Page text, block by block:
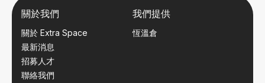
關於我們
關於 Extra Space
最新消息
招募人才
聯絡我們
我們提供
恆溫倉